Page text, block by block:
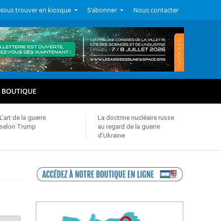
trouver en kiosque S’abonner Nous contacter
BOUTIQUE
L’art de la guerre
selon Trump
La doctrine nucléaire russe
au regard de la guerre
d’Ukraine